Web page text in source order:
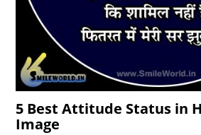
5 Best Attitude Status in
Image